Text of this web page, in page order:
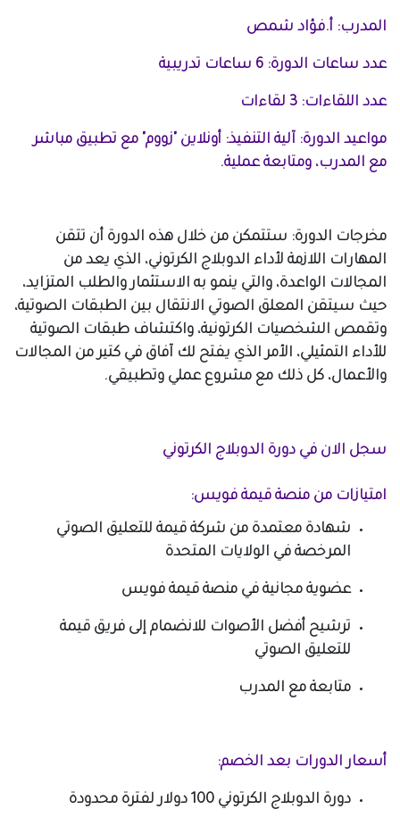
المدرب: أ.فؤاد شمص
عدد ساعات الدورة: 6 ساعات تدريبية
عدد اللقاءات: 3 لقاءات
مواعيد الدورة: آلية التنفيذ: أونلاين "زووم" مع تطبيق مباشر
مع المدرب، ومتابعة عملية.
مخرجات الدورة: ستتمكن من خلال هذه الدورة أن تتقن
المهارات اللازمة لأداء الدوبلاج الكرتوني، الذي يعد من
المجالات الواعدة، والتي ينمو به الاستثمار والطلب المتزايد،
حيث سيتقن المعلق الصوتي الانتقال بين الطبقات الصوتية،
وتقمص الشخصيات الكرتونية، واكتشاف طبقات الصوتية
للأداء التمثيلي، الأمر الذي يفتح لك آفاق في كتير من المجالات
والأعمال، كل ذلك مع مشروع عملي وتطبيقي.
سجل الان في دورة الدوبلاج الكرتوني
امتيازات من منصة قيمة فويس:
شهادة معتمدة من شركة قيمة للتعليق الصوتي
المرخصة في الولايات المتحدة
عضوية مجانية في منصة قيمة فويس
ترشيح أفضل الأصوات للانضمام إلى فريق قيمة
للتعليق الصوتي
متابعة مع المدرب
أسعار الدورات بعد الخصم:
دورة الدوبلاج الكرتوني 100 دولار لفترة محدودة